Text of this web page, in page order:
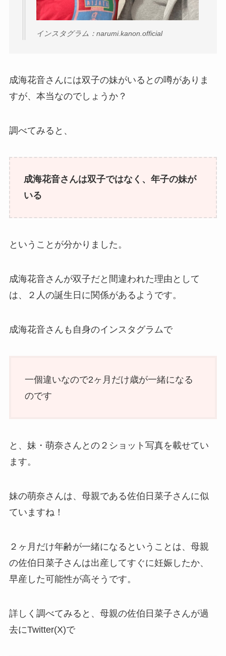
インスタグラム：narumi.kanon.official
成海花音さんには双子の妹がいるとの噂がありま
すが、本当なのでしょうか？
調べてみると、
成海花音さんは双子ではなく、年子の妹が
いる
ということが分かりました。
成海花音さんが双子だと間違われた理由として
は、２人の誕生日に関係があるようです。
成海花音さんも自身のインスタグラムで
一個違いなので2ヶ月だけ歳が一緒になる
のです
と、妹・萌奈さんとの２ショット写真を載せてい
ます。
妹の萌奈さんは、母親である佐伯日菜子さんに似
ていますね！
２ヶ月だけ年齢が一緒になるということは、母親
の佐伯日菜子さんは出産してすぐに妊娠したか、
早産した可能性が高そうです。
詳しく調べてみると、母親の佐伯日菜子さんが過
去にTwitter(X)で